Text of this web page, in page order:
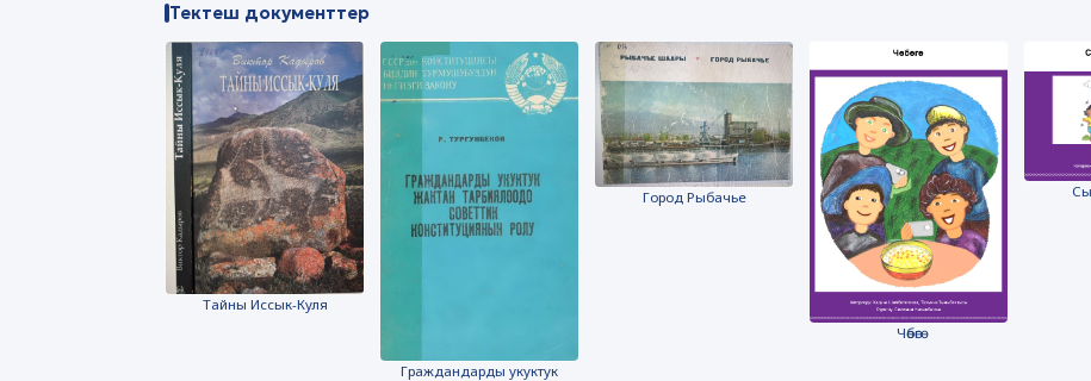
Тектеш документтер
Тайны Иссык-Куля
Граждандарды укуктук
Город Рыбачье
Чөбөгө